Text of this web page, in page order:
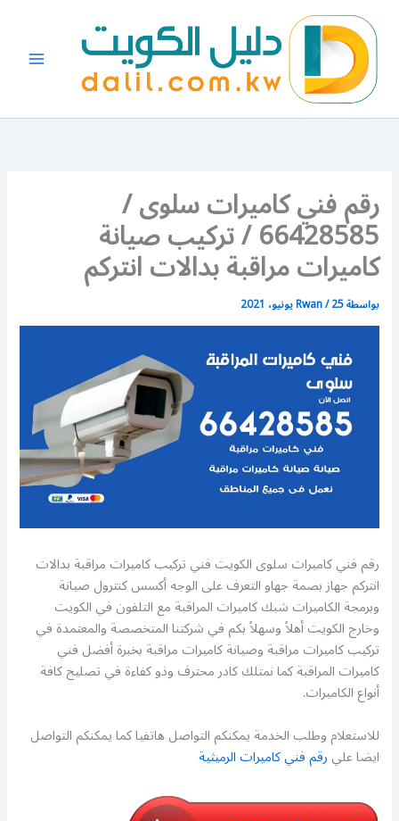
المحتوى
رقم فني كاميرات سلوى /
66428585 / تركيب صيانة
كاميرات مراقبة بدالات انتركم
بواسطة Rwan/25 يونيو، 2021
رقم فني كاميرات سلوى الكويت فني تركيب كاميرات مراقبة بدالات
انتركم جهاز بصمة جهاو التعرف على الوجه أكسس كنترول صيانة
وبرمجة الكاميرات شبك كاميرات المراقبة مع التلفون في الكويت
وخارج الكويت أهلاً وسهلاً بكم في شركتنا المتخصصة والمعتمدة في
تركيب كاميرات مراقبة وصيانة كاميرات مراقبة بخبرة أفضل فني
كاميرات المراقبة كما نمتلك كادر محترف وذو كفاءة في تصليح كافة
أنواع الكاميرات.
للاستعلام وطلب الخدمة يمكنكم التواصل هاتفيا كما يمكنكم التواصل
ايضا عليرقم فني كاميرات الرميثية